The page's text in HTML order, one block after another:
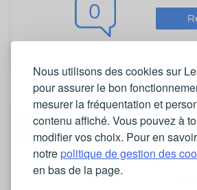
Nous utilisons des cookies sur
pour assurer le bon
mesurer la fréquentation et
contenu affiché. Vous pouvez à
modifier vos choix. Pour en
notrepolitique de gestion des
en bas de la page.
0
Ou stationner a proximité des
Capvern les Bains en
- posée